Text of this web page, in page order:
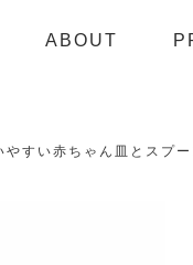
ABOUT
やすい赤ちゃん皿とス